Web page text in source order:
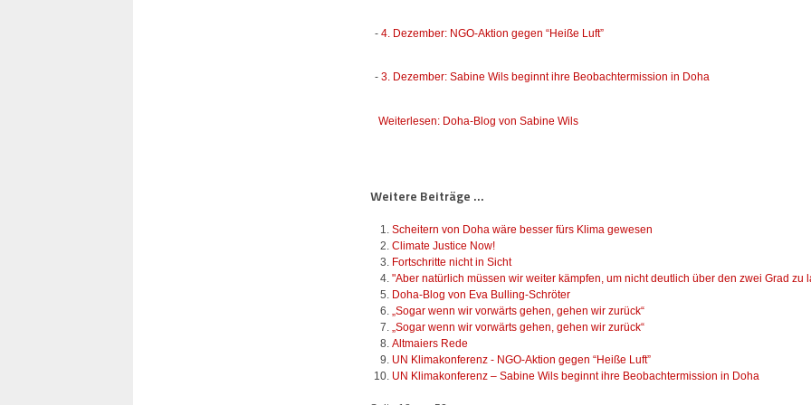
-4. Dezember: NGO-Aktion gegen “Heiße Luft”
-3. Dezember: Sabine Wils beginnt ihre Beobachtermission in Doha
Weiterlesen: Doha-Blog von Sabine Wils
Weitere Beiträge ...
Scheitern von Doha wäre besser fürs Klima gewesen
Climate Justice Now!
Fortschritte nicht in Sicht
"Aber natürlich müssen wir weiter kämpfen, um nicht deutlich über den zwei Grad zu
Doha-Blog von Eva Bulling-Schröter
„Sogar wenn wir vorwärts gehen, gehen wir zurück“
„Sogar wenn wir vorwärts gehen, gehen wir zurück“
Altmaiers Rede
UN Klimakonferenz - NGO-Aktion gegen “Heiße Luft”
UN Klimakonferenz – Sabine Wils beginnt ihre Beobachtermission in Doha